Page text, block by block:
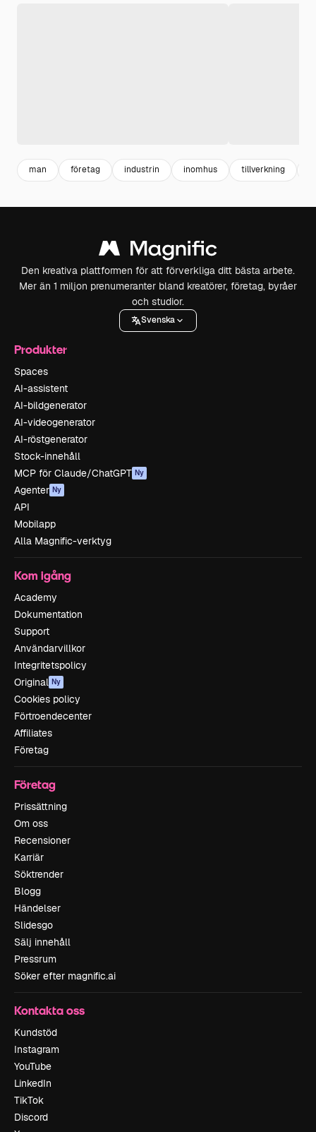
man företag industrin inomhus tillverkning
Den kreativa plattformen för att förverkliga ditt bästa arbete.
Mer än 1 miljon prenumeranter bland kreatörer, företag, byråer
och studior.
Svenska
Produkter
Spaces
AI-assistent
AI-bildgenerator
AI-videogenerator
AI-röstgenerator
Stock-innehåll
MCP för Claude/ChatGPT Ny
Agenter Ny
API
Mobilapp
Alla Magnific-verktyg
Kom igång
Academy
Dokumentation
Support
Användarvillkor
Integritetspolicy
Original Ny
Cookies policy
Förtroendecenter
Affiliates
Företag
Företag
Prissättning
Om oss
Recensioner
Karriär
Söktrender
Blogg
Händelser
Slidesgo
Sälj innehåll
Pressrum
Söker efter magnific.ai
Kontakta oss
Kundstöd
Instagram
YouTube
LinkedIn
TikTok
Discord